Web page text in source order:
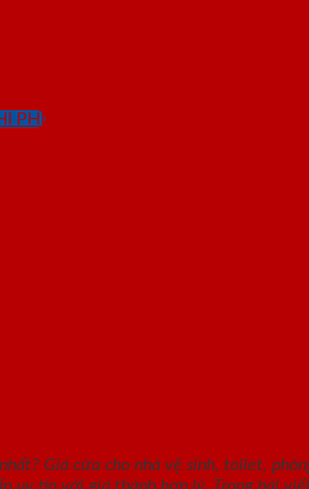
PHÍ
[10/2021]
Giá cửa cho nhà vệ sinh, toilet,